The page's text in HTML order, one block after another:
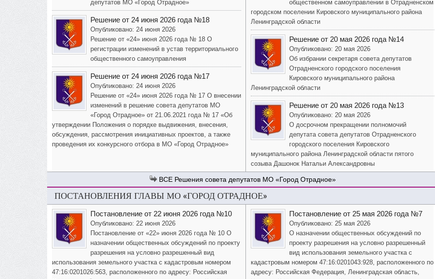
депутатов МО «Город Отрадное»
Решение от 24 июня 2026 года №18
Опубликовано: 24 июня 2026
Решение от «24» июня 2026 года № 18 О
регистрации изменений в устав территориального
общественного самоуправления
Решение от 24 июня 2026 года №17
Опубликовано: 24 июня 2026
Решение от «24» июня 2026 года № 17 О внесении
изменений в решение совета депутатов МО
«Город Отрадное» от 21.06.2021 года № 17 «Об
утверждении Положения о порядке выдвижения, внесения,
обсуждения, рассмотрения инициативных проектов, а также
проведения их конкурсного отбора в МО «Город Отрадное»
общественном самоуправлении в Отрадненском
городском поселении Кировского муниципального района
Ленинградской области
Решение от 20 мая 2026 года №14
Опубликовано: 20 мая 2026
Об избрании секретаря совета депутатов
Отрадненского городского поселения
Кировского муниципального района
Ленинградской области
Решение от 20 мая 2026 года №13
Опубликовано: 20 мая 2026
О досрочном прекращении полномочий
депутата совета депутатов Отрадненского
городского поселения Кировского
муниципального района Ленинградской области пятого
созыва Дашонок Натальи Александровны
Решения совета депутатов МО «Город Отрадное»
ПОСТАНОВЛЕНИЯ ГЛАВЫ МО «ГОРОД ОТРАДНОЕ»
Постановление от 22 июня 2026 года №10
Опубликовано: 22 июня 2026
Постановление от «22» июня 2026 года № 10 О
назначении общественных обсуждений по проекту
разрешения на условно разрешенный вид
использования земельного участка с кадастровым номером
47:16:0201026:563, расположенного по адресу: Российская
Постановление от 25 мая 2026 года №7
Опубликовано: 25 мая 2026
О назначении общественных обсуждений по
проекту разрешения на условно разрешенный
вид использования земельного участка с
кадастровым номером 47:16:0201043:928, расположенного по
адресу: Российская Федерация, Ленинградская область,